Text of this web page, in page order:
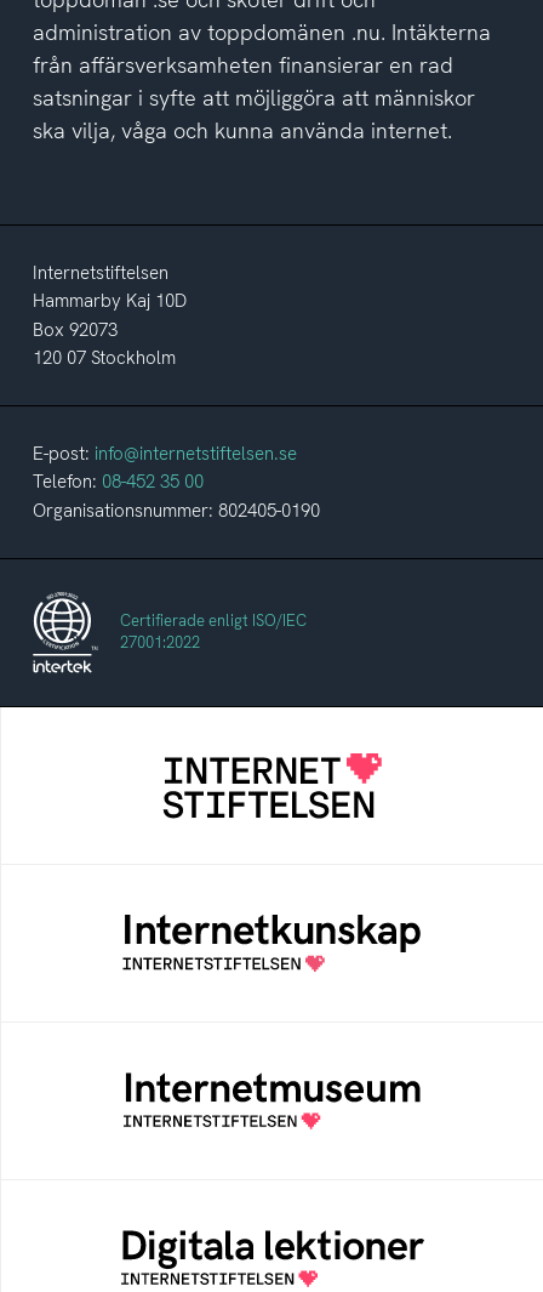
administration av toppdomänen .nu. Intäkterna
från affärsverksamheten finansierar en rad
satsningar i syfte att möjliggöra att människor
ska vilja, våga och kunna använda internet.
Internetstiftelsen
Hammarby Kaj 10D
Box 92073
120 07 Stockholm
E-post: info@internetstiftelsen.se
Telefon: 08-452 35 00
Organisationsnummer: 802405-0190
Certifierade enligt ISO/IEC
27001:2022
Internetstiftelsen verkar för ett internet som
bidrar positivt till människan och samhället
Samlad kunskap som hjälper dig att bli en
säker och medveten internetanvändare
Ett digitalt museum som byggts, och kureras
av Internetstiftelsen
Öppen digital lärresurs med färdiga lektioner
för alla stadier i grundskolan